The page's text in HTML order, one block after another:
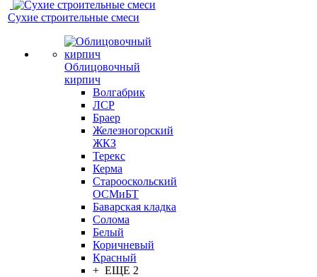
Сухие строительные смеси
Облицовочный
кирпич
Волгабрик
ЛСР
Браер
Железногорский
ЖКЗ
Терекс
Керма
Старооскольский
ОСМиБТ
Баварская кладка
Солома
Белый
Коричневый
Красный
+ ЕЩЕ 2